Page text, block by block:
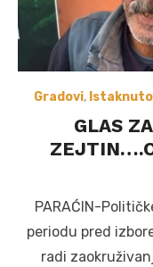
Gradovi, Istaknuto
GLAS
PARAĆIN-
periodu pred
radi